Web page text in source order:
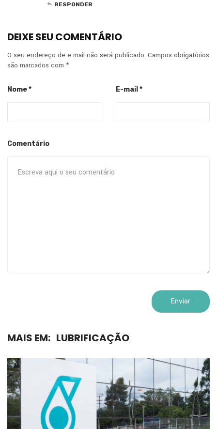
RESPONDER
DEIXE SEU COMENTÁRIO
O seu endereço de e-mail não será publicado. Campos obrigatórios
são marcados com *
Nome* E-mail *
Comentário
MAIS EM: LUBRIFICAÇÃO